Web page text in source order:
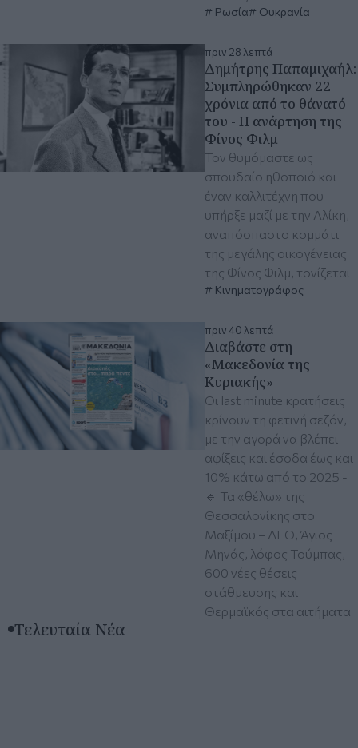
Ρωσία Ουκρανία
πριν 28 λεπτά
Δημήτρης Παπαμιχαήλ:
Συμπληρώθηκαν 22
χρόνια από το θάνατό
του - Η ανάρτηση της
Φίνος Φιλμ
Τον θυμόμαστε ως
σπουδαίο ηθοποιό και
έναν καλλιτέχνη που
υπήρξε μαζί με την Αλίκη,
αναπόσπαστο κομμάτι
της μεγάλης οικογένειας
της Φίνος Φιλμ, τονίζεται
Κινηματογράφος
πριν 40 λεπτά
Διαβάστε στη
«Μακεδονία της
Κυριακής»
Οι last minute κρατήσεις
κρίνουν τη φετινή σεζόν,
με την αγορά να βλέπει
αφίξεις και έσοδα έως και
10% κάτω από το 2025 -
🔹 Τα «θέλω» της
Θεσσαλονίκης στο
Μαξίμου – ΔΕΘ, Άγιος
Μηνάς, λόφος Τούμπας,
600 νέες θέσεις
στάθμευσης και
Θερμαϊκός στα αιτήματα
Τελευταία Νέα